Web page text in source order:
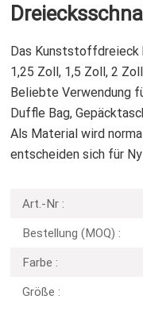
Das Kunststoffdreieck
1,25 Zoll, 1,5 Zoll, 2
Beliebte Verwendung
Duffle Bag,
Als Material wird
entscheiden sich für
Art.-Nr :
Bestellung (MOQ) :
Farbe :
Größe :